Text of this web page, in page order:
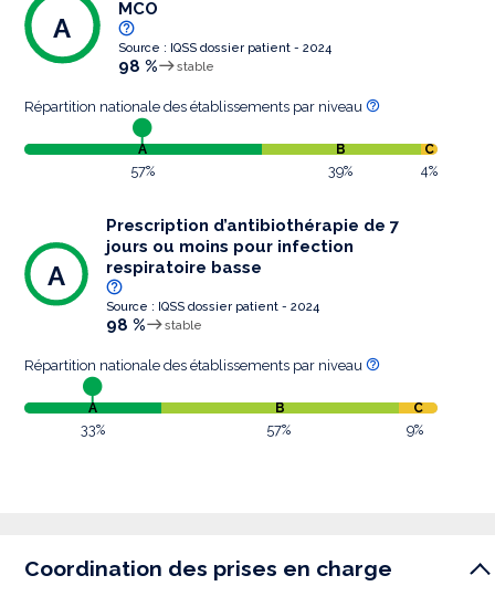
MCO
Source : IQSS dossier patient - 2024
98 % stable
A
Répartition nationale des établissements par niveau
A B C
57% 39% 4%
Prescription d’antibiothérapie de 7
jours ou moins pour infection
respiratoire basse
Source : IQSS dossier patient - 2024
98 % stable
A
Répartition nationale des établissements par niveau
A B C
33% 57% 9%
Coordination des prises en charge